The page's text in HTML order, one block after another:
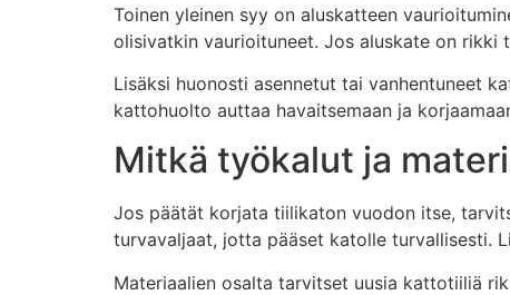
Toinen yleinen syy on aluskatteen
olisivatkin vaurioituneet. Jos aluskate on rikki
Lisäksi huonosti asennetut tai vanhentuneet
kattohuolto auttaa havaitsemaan ja
Mitkä työkalut ja
Jos päätät korjata tiilikaton vuodon itse,
turvavaljaat, jotta pääset katolle turvallisesti.
Materiaalien osalta tarvitset uusia kattotiiliä